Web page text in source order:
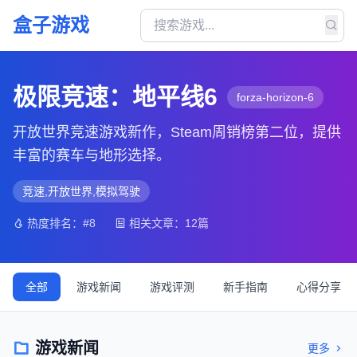
盒子游戏
极限竞速：地平线6 forza-horizon-6
开放世界竞速游戏新作，Steam周销榜第二位，提供
丰富的赛车与地形选择。
竞速,开放世界,模拟驾驶
热度排名：#8 相关文章：12篇
全部 游戏新闻 游戏评测 新手指南 心得分享
游戏新闻 更多